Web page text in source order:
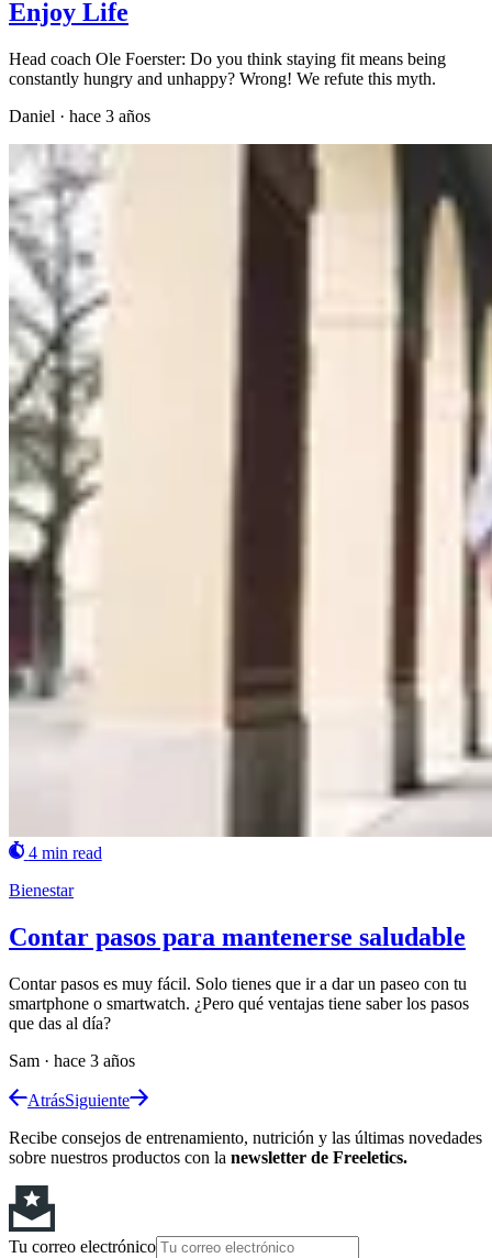
Enjoy Life
Head coach Ole Foerster: Do you think staying fit means being
constantly hungry and unhappy? Wrong! We refute this myth.
Daniel · hace 3 años
4 min read
Bienestar
Contar pasos para mantenerse saludable
Contar pasos es muy fácil. Solo tienes que ir a dar un paseo con tu
smartphone o smartwatch. ¿Pero qué ventajas tiene saber los pasos
que das al día?
Sam · hace 3 años
AtrásSiguiente
Recibe consejos de entrenamiento, nutrición y las últimas novedades
sobre nuestros productos con la newsletter de Freeletics.
Tu correo electrónico